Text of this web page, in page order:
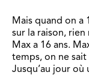
Mais quand on a
sur la raison,
Max a 16 ans.
temps, on ne sait
Jusqu’au jour